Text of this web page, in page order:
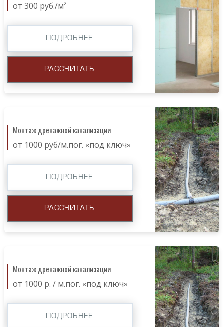
от 300 руб./м²
ПОДРОБНЕЕ
РАССЧИТАТЬ
Монтаж дренажной канализации
от 1000 руб/м.пог. «под ключ»
ПОДРОБНЕЕ
РАССЧИТАТЬ
Монтаж дренажной канализации
от 1000 р. / м.пог. «под ключ»
ПОДРОБНЕЕ